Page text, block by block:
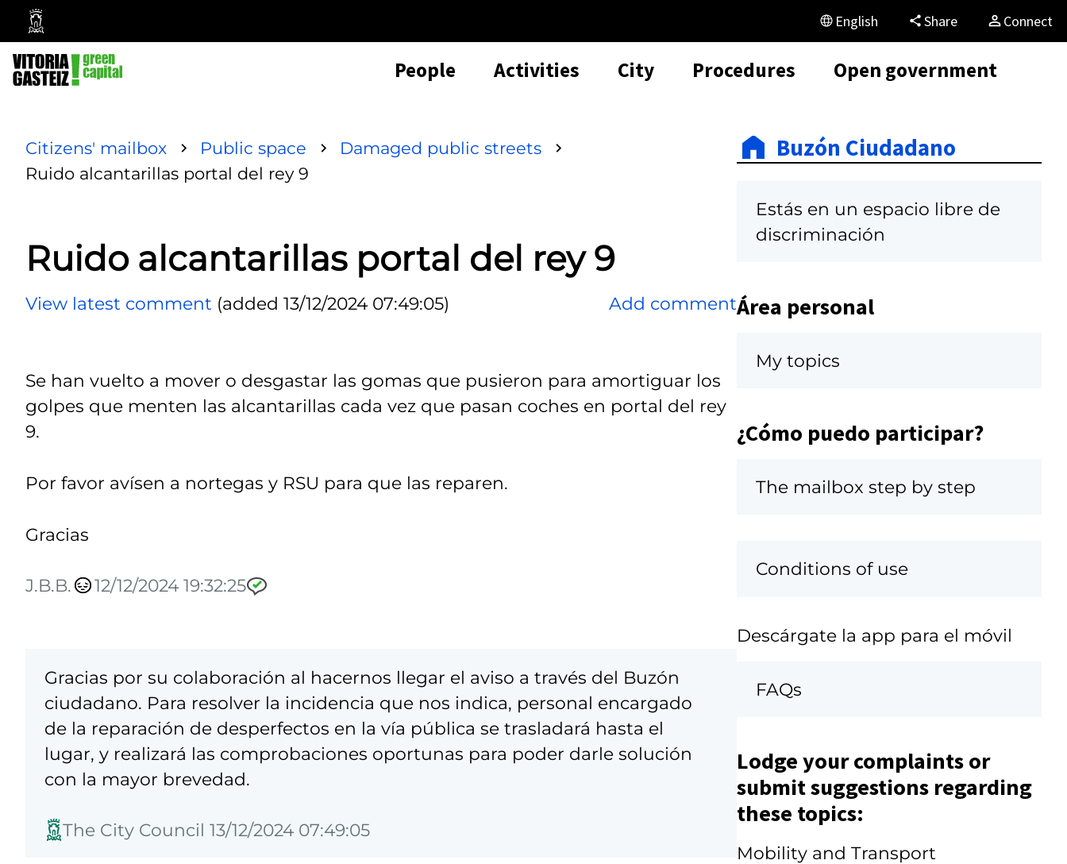
Vitoria-
Gasteiz
City
Council
English Share Connect
People Activities City Procedures Open government
Citizens' mailbox Public space
Damaged public streets
Ruido alcantarillas portal del rey 9
Ruido alcantarillas portal del rey 9
View latest comment (added 13/12/2024 07:49:05) Add comment
Se han vuelto a mover o desgastar las gomas que pusieron para amortiguar los
golpes que menten las alcantarillas cada vez que pasan coches en portal del rey
9.
Por favor avísen a nortegas y RSU para que las reparen.
Gracias
J.B.B. 12/12/2024 19:32:25
Gracias por su colaboración al hacernos llegar el aviso a través del Buzón
ciudadano. Para resolver la incidencia que nos indica, personal encargado
de la reparación de desperfectos en la vía pública se trasladará hasta el
lugar, y realizará las comprobaciones oportunas para poder darle solución
con la mayor brevedad.
The City Council 13/12/2024 07:49:05
Buzón Ciudadano
Estás en un espacio libre de
discriminación
Área personal
My topics
¿Cómo puedo participar?
The mailbox step by step
Conditions of use
Descárgate la app para el móvil
FAQs
Lodge your complaints or
submit suggestions regarding
these topics:
Mobility and Transport